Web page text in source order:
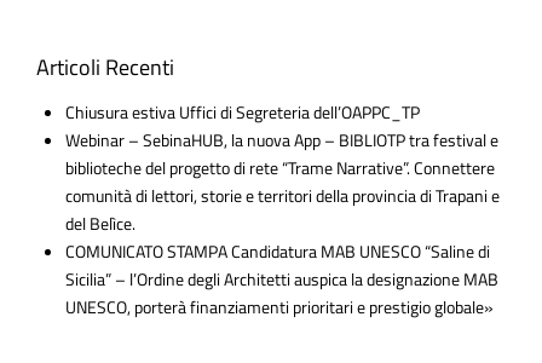
Articoli Recenti
Chiusura estiva Uffici di Segreteria dell’OAPPC_TP
Webinar – SebinaHUB, la nuova App – BIBLIOTP tra festival e
biblioteche del progetto di rete “Trame Narrative”. Connettere
comunità di lettori, storie e territori della provincia di Trapani e
del Belìce.
COMUNICATO STAMPA Candidatura MAB UNESCO “Saline di
Sicilia” – l’Ordine degli Architetti auspica la designazione MAB
UNESCO, porterà finanziamenti prioritari e prestigio globale»